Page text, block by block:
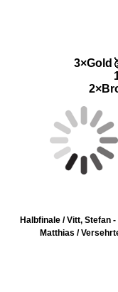
Halbfinale / Vitt, Stefan -
Matthias / Versehrte